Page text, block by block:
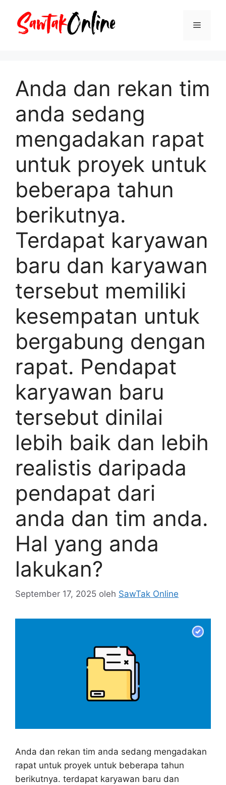
Menu
Anda dan rekan tim
anda sedang
mengadakan rapat
untuk proyek untuk
beberapa tahun
berikutnya.
Terdapat karyawan
baru dan karyawan
tersebut memiliki
kesempatan untuk
bergabung dengan
rapat. Pendapat
karyawan baru
tersebut dinilai
lebih baik dan lebih
realistis daripada
pendapat dari
anda dan tim anda.
Hal yang anda
lakukan?
September 17, 2025 oleh SawTak Online
Anda dan rekan tim anda sedang mengadakan
rapat untuk proyek untuk beberapa tahun
berikutnya. terdapat karyawan baru dan